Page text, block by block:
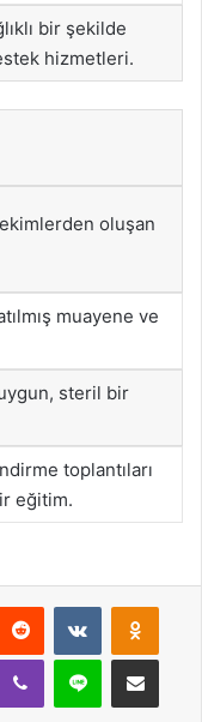
bir şekilde
hizmetleri.
oluşan
muayene ve
steril bir
toplantıları
eğitim.
Reddit VKontakte
Viber Line E-Posta ile